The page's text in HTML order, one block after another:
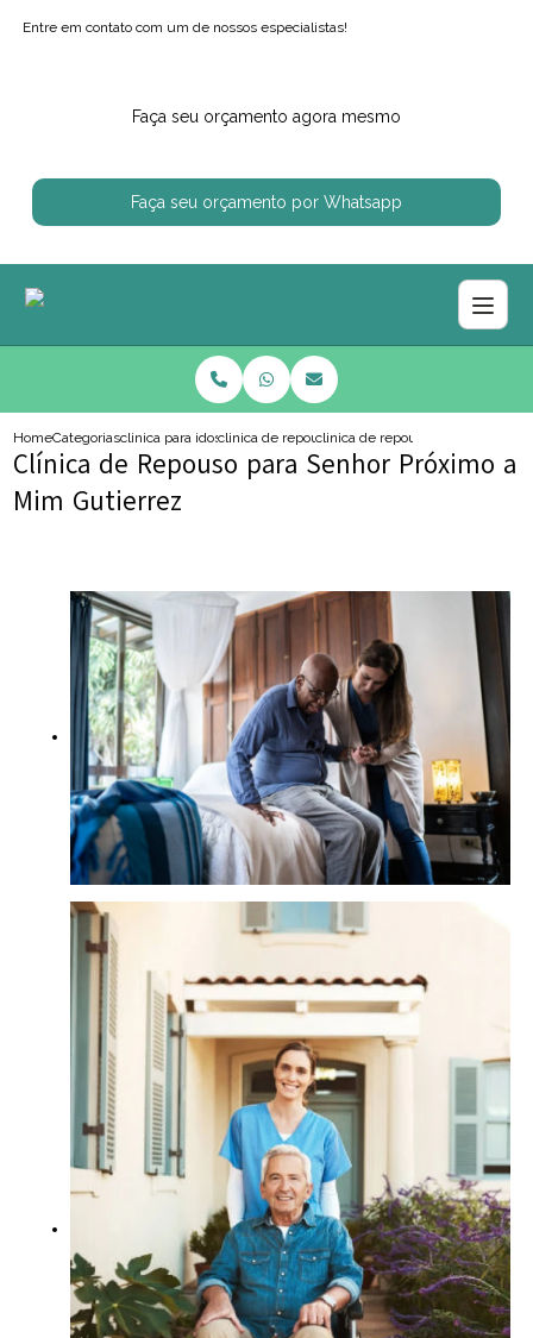
Entre em contato com um de nossos especialistas!
Faça seu orçamento agora mesmo
Faça seu orçamento por Whatsapp
HomeCategoriasclinica para idososclinica de repouso para idoso com alzheimer
clinica de repouso para senhor
Clínica de Repouso para Senhor Próximo a
Mim Gutierrez